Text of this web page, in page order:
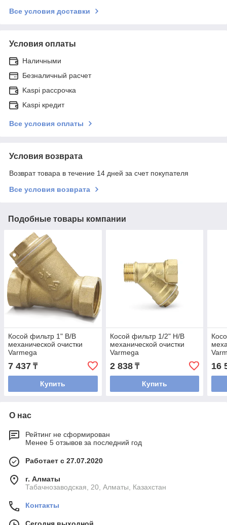
Все условия доставки
Условия оплаты
Наличными
Безналичный расчет
Kaspi рассрочка
Kaspi кредит
Все условия оплаты
Условия возврата
Возврат товара в течение 14 дней за счет покупателя
Все условия возврата
Подобные товары компании
Косой фильтр 1" В/В
механической очистки
Varmega
7 437 ₸
Купить
Косой фильтр 1/2" Н/В
механической очистки
Varmega
2 838₸
Купить
16
О нас
Рейтинг не сформирован
Менее 5 отзывов за последний год
Работает с 27.07.2020
г. Алматы
Табачнозаводская, 20, Алматы, Казахстан
Контакты
Сегодня выходной